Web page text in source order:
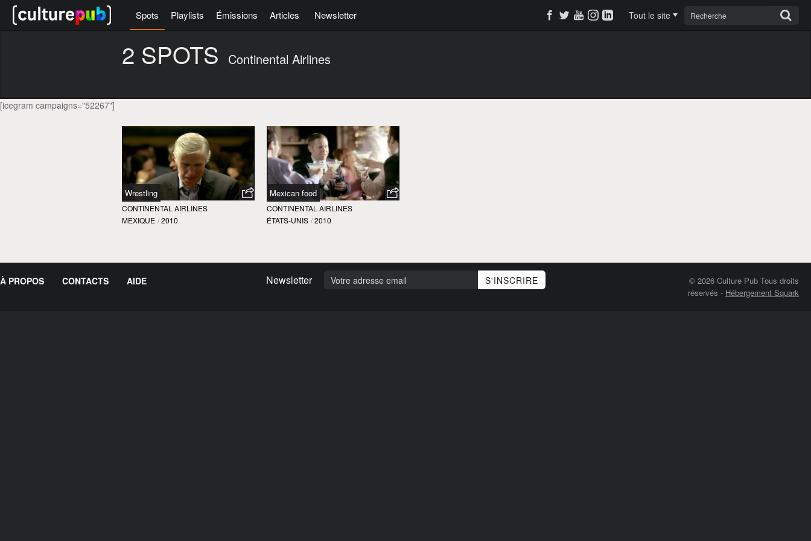
Spots Playlists Émissions Articles Newsletter Tout le site
2 SPOTS Continental Airlines
[icegram campaigns="52267"]
Wrestling
CONTINENTAL AIRLINES
MEXIQUE / 2010
Mexican food
CONTINENTAL AIRLINES
ÉTATS-UNIS / 2010
À PROPOS CONTACTS AIDE Newsletter
© 2026 Culture Pub Tous droits
réservés - Hébergement Squark